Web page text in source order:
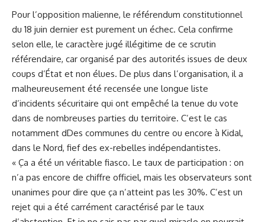
Pour l’opposition malienne, le référendum constitutionnel
du 18 juin dernier est purement un échec. Cela confirme
selon elle, le caractère jugé illégitime de ce scrutin
référendaire, car organisé par des autorités issues de deux
coups d’État et non élues. De plus dans l’organisation, il a
malheureusement été recensée une longue liste
d’incidents sécuritaire qui ont empêché la tenue du vote
dans de nombreuses parties du territoire. C’est le cas
notamment dDes communes du centre ou encore à Kidal,
dans le Nord, fief des ex-rebelles indépendantistes.
« Ça a été un véritable fiasco. Le taux de participation : on
n’a pas encore de chiffre officiel, mais les observateurs sont
unanimes pour dire que ça n’atteint pas les 30%. C’est un
rejet qui a été carrément caractérisé par le taux